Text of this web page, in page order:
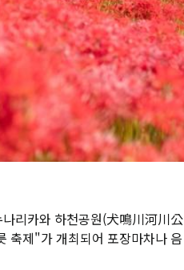
리카와 하천공원(犬鳴川河川公
축제"가 개최되어 포장마차나 음